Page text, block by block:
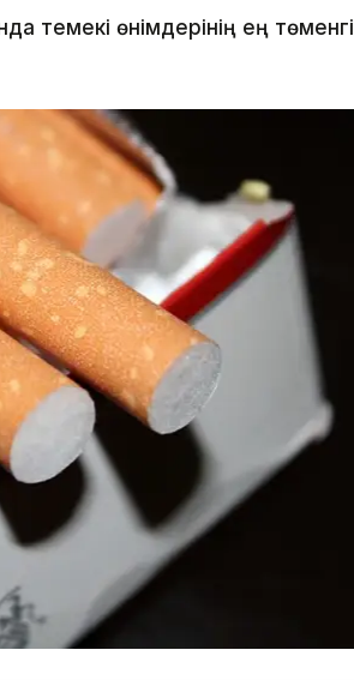
темекі өнімдерінің ең төменгі